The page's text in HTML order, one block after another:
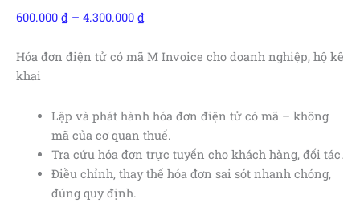
600.000 ₫ – 4.300.000 ₫Khoảng
từ
4.300.000 ₫
Hóa đơn điện tử có mã M Invoice cho doanh nghiệp, hộ kê
khai
Lập và phát hành hóa đơn điện tử có mã – không
mã của cơ quan thuế.
Tra cứu hóa đơn trực tuyến cho khách hàng, đối tác.
Điều chỉnh, thay thế hóa đơn sai sót nhanh chóng,
đúng quy định.